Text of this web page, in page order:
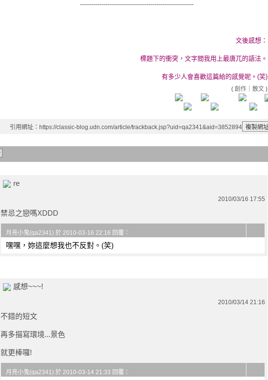
----------------------------------------------------------
文後感想：
標題下的衝突，文字間我用上最唐兀的語法。
有多少人會喜歡這篇給的感覺呢。(笑)
( 創作 散文 )
引用網址：https://classic-blog.udn.com/article/trackback.jsp?uid=qa2341&aid=3852894
re
2010/03/16 17:55
禁忌之戀嗎XDDD
月亮小鬼(qa2341) 於 2010-03-16 22:16 回覆：
嘿嘿，妳這麼想我也不反對。(笑)
感想~~~!
2010/03/14 21:16
不錯的短文
再多描寫環境...景色
就更棒囉!
月亮小鬼(qa2341) 於 2010-03-14 21:33 回覆：